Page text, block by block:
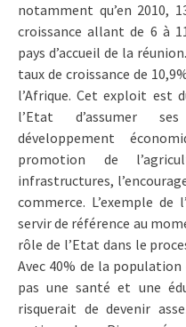
notamment qu’en 2010,
croissance allant de 6 à
pays d’accueil de la
taux de croissance de
l’Afrique. Cet exploit est
l’Etat d’assumer
développement
promotion de
infrastructures,
commerce. L’exemple
servir de référence au
rôle de l’Etat dans le
Avec 40% de la
pas une santé et une
risquerait de devenir